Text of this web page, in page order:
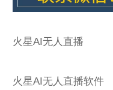
火星AI无人直播
火星AI无人直播软件